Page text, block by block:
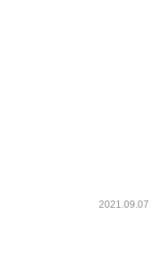
2021.09.07